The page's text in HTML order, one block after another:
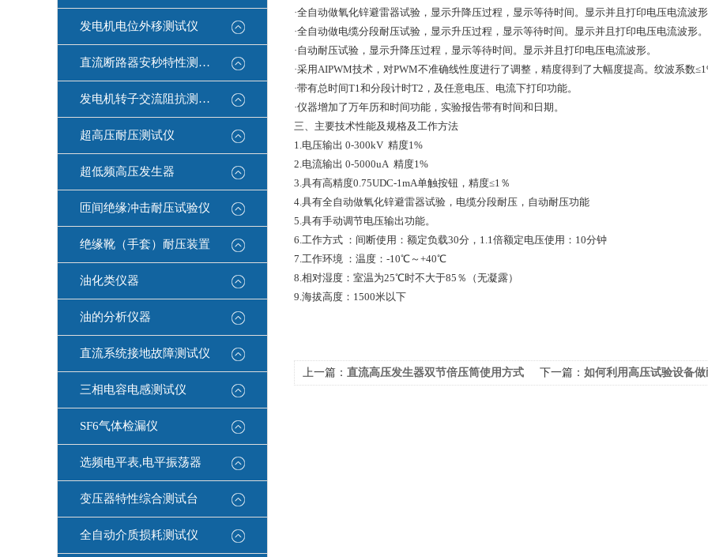
发电机电位外移测试仪
直流断路器安秒特性测试仪
发电机转子交流阻抗测试仪
超高压耐压测试仪
超低频高压发生器
匝间绝缘冲击耐压试验仪
绝缘靴（手套）耐压装置
油化类仪器
油的分析仪器
直流系统接地故障测试仪
三相电容电感测试仪
SF6气体检漏仪
选频电平表,电平振荡器
变压器特性综合测试台
全自动介质损耗测试仪
·全自动做氧化锌避雷器试验，显示升降压过程，显示等待时间。显示并且打印电压电流波形
·全自动做电缆分段耐压试验，显示升压过程，显示等待时间。显示并且打印电压电流波形。
·自动耐压试验，显示升降压过程，显示等待时间。显示并且打印电压电流波形。
·采用AIPWM技术，对PWM不准确线性度进行了调整，精度得到了大幅度提高。纹波系数
·带有总时间T1和分段计时T2，及任意电压、电流下打印功能。
·仪器增加了万年历和时间功能，实验报告带有时间和日期。
三、主要技术性能及规格及工作方法
1.电压输出 0-300kV 精度1%
2.电流输出 0-5000uA 精度1%
3.具有高精度0.75UDC-1mA单触按钮，精度≤1％
4.具有全自动做氧化锌避雷器试验，电缆分段耐压，自动耐压功能
5.具有手动调节电压输出功能。
6.工作方式 ：间断使用：额定负载30分，1.1倍额定电压使用：10分钟
7.工作环境 ：温度：-10℃～+40℃
8.相对湿度：室温为25℃时不大于85％（无凝露）
9.海拔高度：1500米以下
上一篇： 直流高压发生器双节倍压筒使用方式 下一篇： 如何利用高压试验设备做